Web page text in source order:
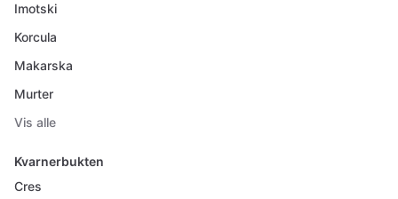
Imotski
Korcula
Makarska
Murter
Vis alle
Kvarnerbukten
Cres